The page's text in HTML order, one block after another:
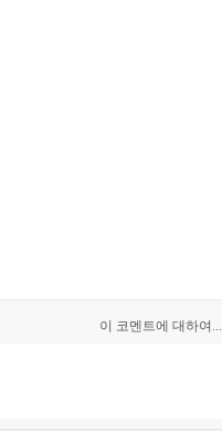
이 코멘트에 대하여...